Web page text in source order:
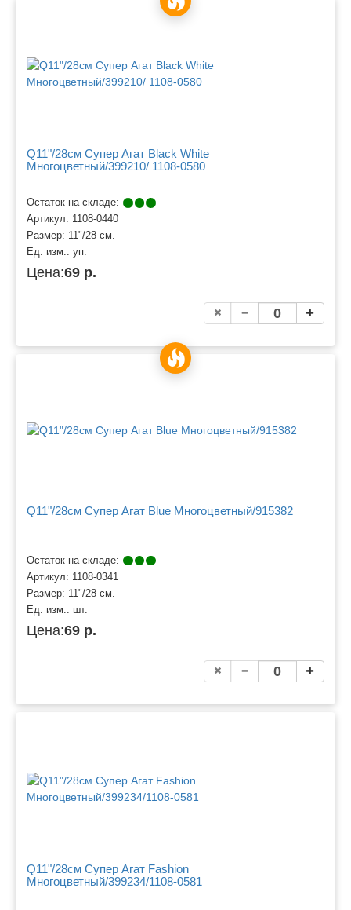
Q11"/28см Супер Агат Black White
Многоцветный/399210/ 1108-0580
Остаток на складе:
Артикул: 1108-0440
Размер: 11"/28 см.
Ед. изм.: уп.
Цена:69 р.
Q11"/28см Супер Агат Blue Многоцветный/915382
Остаток на складе:
Артикул: 1108-0341
Размер: 11"/28 см.
Ед. изм.: шт.
Цена:69 р.
Q11"/28см Супер Агат Fashion
Многоцветный/399234/1108-0581